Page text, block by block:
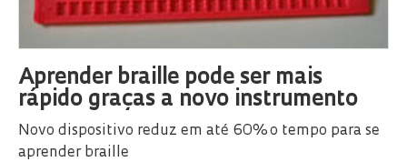
Aprender braille pode ser mais
rápido graças a novo instrumento
Novo dispositivo reduz em até 60% o tempo para se
aprender braille